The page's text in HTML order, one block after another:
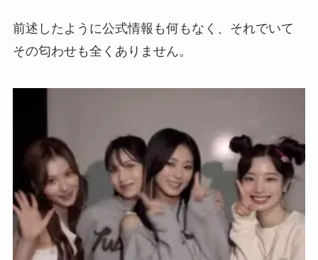
前述したように公式情報も何もなく、それでいて
その匂わせも全くありません。